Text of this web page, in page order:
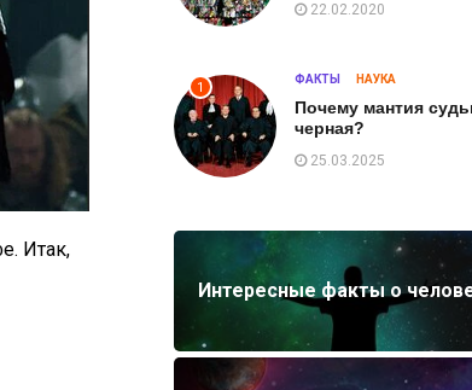
Итак,
22.02.2020
1
ФАКТЫ НАУКА
Почему мантия
черная?
25.03.2025
Интересные факты о